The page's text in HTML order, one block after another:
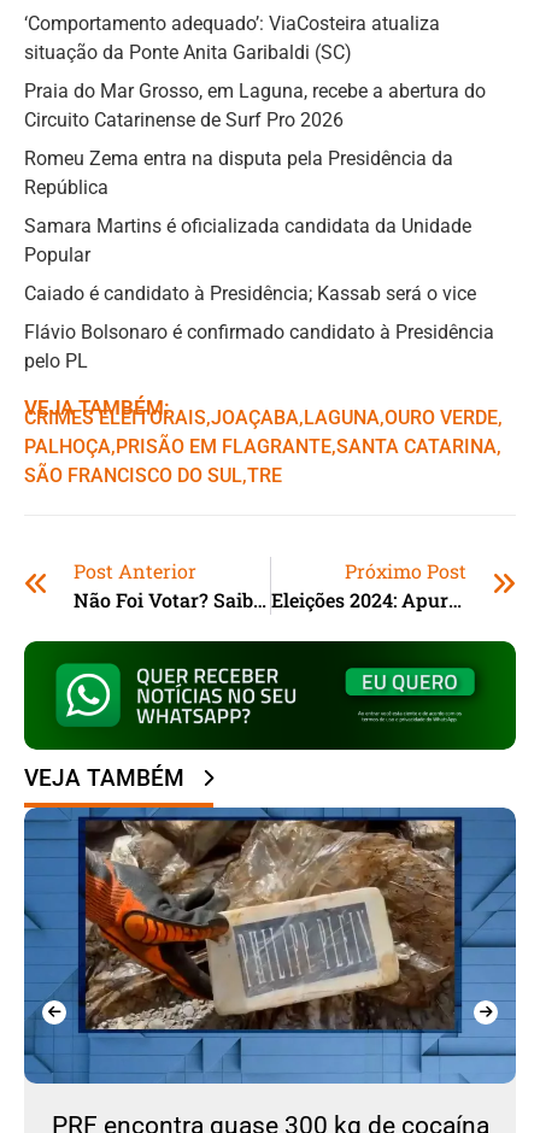
‘Comportamento adequado’: ViaCosteira atualiza
situação da Ponte Anita Garibaldi (SC)
Praia do Mar Grosso, em Laguna, recebe a abertura do
Circuito Catarinense de Surf Pro 2026
Romeu Zema entra na disputa pela Presidência da
República
Samara Martins é oficializada candidata da Unidade
Popular
Caiado é candidato à Presidência; Kassab será o vice
Flávio Bolsonaro é confirmado candidato à Presidência
pelo PL
VEJA TAMBÉM:
CRIMES ELEITORAIS,ㅤJOAÇABA,ㅤLAGUNA,ㅤOURO VERDE,ㅤ
PALHOÇA,ㅤPRISÃO EM FLAGRANTE,ㅤSANTA CATARINA,ㅤ
SÃO FRANCISCO DO SUL,ㅤTRE
Post Anterior
Não Foi Votar? Saiba Como Justificar Ausência
Próximo Post
Eleições 2024: Apuração Dos Votos Começará A Partir Das 17h
VEJA TAMBÉM
PRF encontra quase 300 kg de cocaína